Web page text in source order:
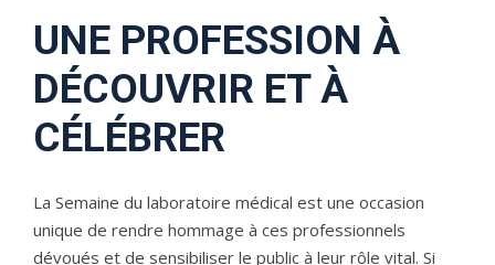
UNE PROFESSION À
DÉCOUVRIR ET À
CÉLÉBRER
La Semaine du laboratoire médical est une occasion
unique de rendre hommage à ces professionnels
dévoués et de sensibiliser le public à leur rôle vital. Si